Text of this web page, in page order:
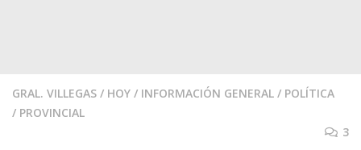
GRAL. VILLEGAS / HOY / INFORMACIÓN GENERAL / POLÍTICA
/ PROVINCIAL
3